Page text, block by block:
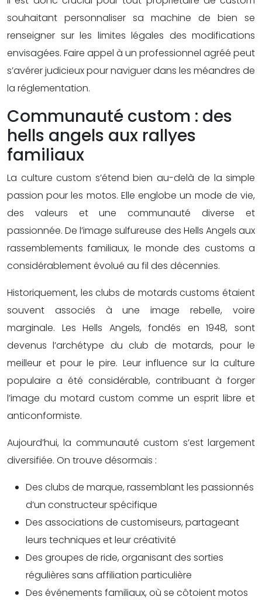
souhaitant personnaliser sa machine de bien se
renseigner sur les limites légales des modifications
envisagées. Faire appel à un professionnel agréé peut
s’avérer judicieux pour naviguer dans les méandres de
la réglementation.
Communauté custom : des
hells angels aux rallyes
familiaux
La culture custom s’étend bien au-delà de la simple
passion pour les motos. Elle englobe un mode de vie,
des valeurs et une communauté diverse et
passionnée. De l’image sulfureuse des Hells Angels aux
rassemblements familiaux, le monde des customs a
considérablement évolué au fil des décennies.
Historiquement, les clubs de motards customs étaient
souvent associés à une image rebelle, voire
marginale. Les Hells Angels, fondés en 1948, sont
devenus l’archétype du club de motards, pour le
meilleur et pour le pire. Leur influence sur la culture
populaire a été considérable, contribuant à forger
l’image du motard custom comme un esprit libre et
anticonformiste.
Aujourd’hui, la communauté custom s’est largement
diversifiée. On trouve désormais :
Des clubs de marque, rassemblant les passionnés
d’un constructeur spécifique
Des associations de customiseurs, partageant
leurs techniques et leur créativité
Des groupes de ride, organisant des sorties
régulières sans affiliation particulière
Des événements familiaux, où se côtoient motos